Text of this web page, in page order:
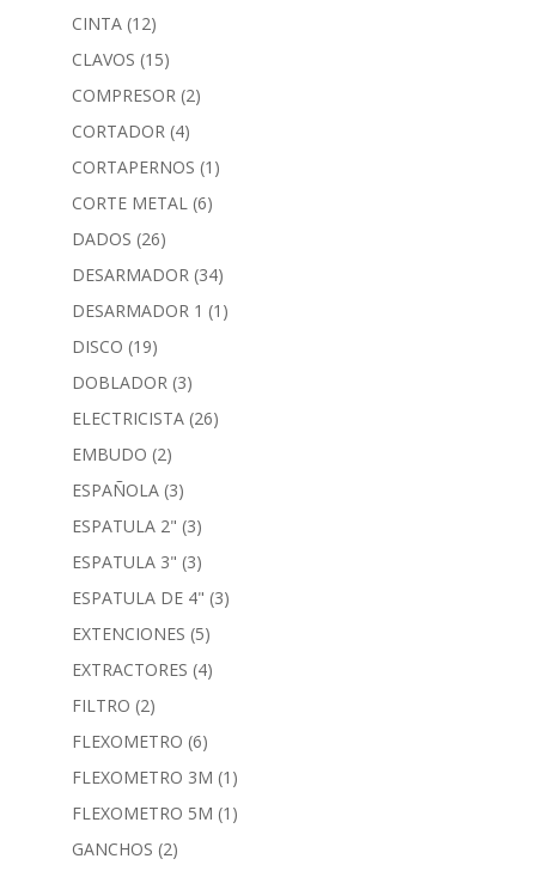
CINTA (12)
CLAVOS (15)
COMPRESOR (2)
CORTADOR (4)
CORTAPERNOS (1)
CORTE METAL (6)
DADOS (26)
DESARMADOR (34)
DESARMADOR 1 (1)
DISCO (19)
DOBLADOR (3)
ELECTRICISTA (26)
EMBUDO (2)
ESPAÑOLA (3)
ESPATULA 2" (3)
ESPATULA 3" (3)
ESPATULA DE 4" (3)
EXTENCIONES (5)
EXTRACTORES (4)
FILTRO (2)
FLEXOMETRO (6)
FLEXOMETRO 3M (1)
FLEXOMETRO 5M (1)
GANCHOS (2)